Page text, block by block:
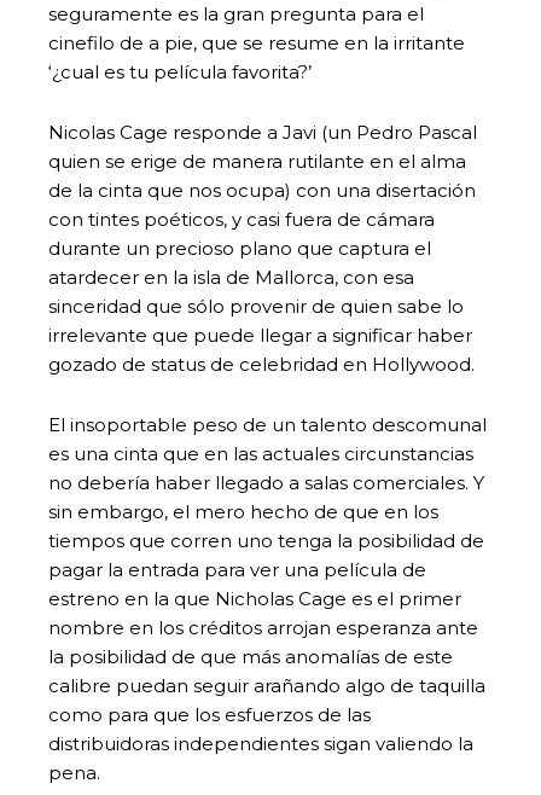
seguramente es la gran pregunta para el
cinefilo de a pie, que se resume en la irritante
‘¿cual es tu película favorita?’
Nicolas Cage responde a Javi (un Pedro Pascal
quien se erige de manera rutilante en el alma
de la cinta que nos ocupa) con una disertación
con tintes poéticos, y casi fuera de cámara
durante un precioso plano que captura el
atardecer en la isla de Mallorca, con esa
sinceridad que sólo provenir de quien sabe lo
irrelevante que puede llegar a significar haber
gozado de status de celebridad en Hollywood.
El insoportable peso de un talento descomunal
es una cinta que en las actuales circunstancias
no debería haber llegado a salas comerciales. Y
sin embargo, el mero hecho de que en los
tiempos que corren uno tenga la posibilidad de
pagar la entrada para ver una película de
estreno en la que Nicholas Cage es el primer
nombre en los créditos arrojan esperanza ante
la posibilidad de que más anomalías de este
calibre puedan seguir arañando algo de taquilla
como para que los esfuerzos de las
distribuidoras independientes sigan valiendo la
pena.